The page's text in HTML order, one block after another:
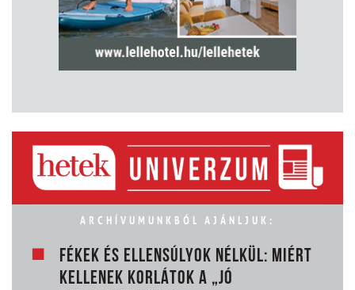
ARCHÍVUMUNKBÓL AJÁNLJUK:
FÉKEK ÉS ELLENSÚLYOK NÉLKÜL: MIÉRT
KELLENEK KORLÁTOK A „JÓ